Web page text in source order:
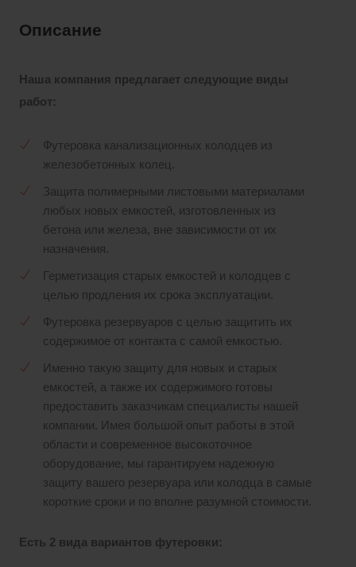
Описание
Наша компания предлагает следующие виды
работ:
Футеровка канализационных колодцев из
железобетонных колец.
Защита полимерными листовыми материалами
любых новых емкостей, изготовленных из
бетона или железа, вне зависимости от их
назначения.
Герметизация старых емкостей и колодцев с
целью продления их срока эксплуатации.
Футеровка резервуаров с целью защитить их
содержимое от контакта с самой емкостью.
Именно такую защиту для новых и старых
емкостей, а также их содержимого готовы
предоставить заказчикам специалисты нашей
компании. Имея большой опыт работы в этой
области и современное высокоточное
оборудование, мы гарантируем надежную
защиту вашего резервуара или колодца в самые
короткие сроки и по вполне разумной стоимости.
Есть 2 вида вариантов футеровки: